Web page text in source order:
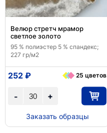
Велюр стретч мрамор
светлое золото
95 % полиэстер 5 % спандекс;
227 гр/м2
+
-
252 ₽ 25 цветов
Заказать образцы